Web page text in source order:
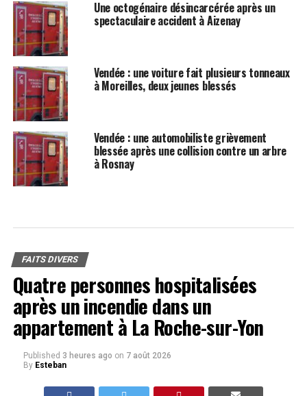
Une octogénaire désincarcérée après un
spectaculaire accident à Aizenay
Vendée : une voiture fait plusieurs tonneaux
à Moreilles, deux jeunes blessés
Vendée : une automobiliste grièvement
blessée après une collision contre un arbre
à Rosnay
FAITS DIVERS
Quatre personnes hospitalisées
après un incendie dans un
appartement à La Roche-sur-Yon
Published 3 heures ago on 7 août 2026
By Esteban